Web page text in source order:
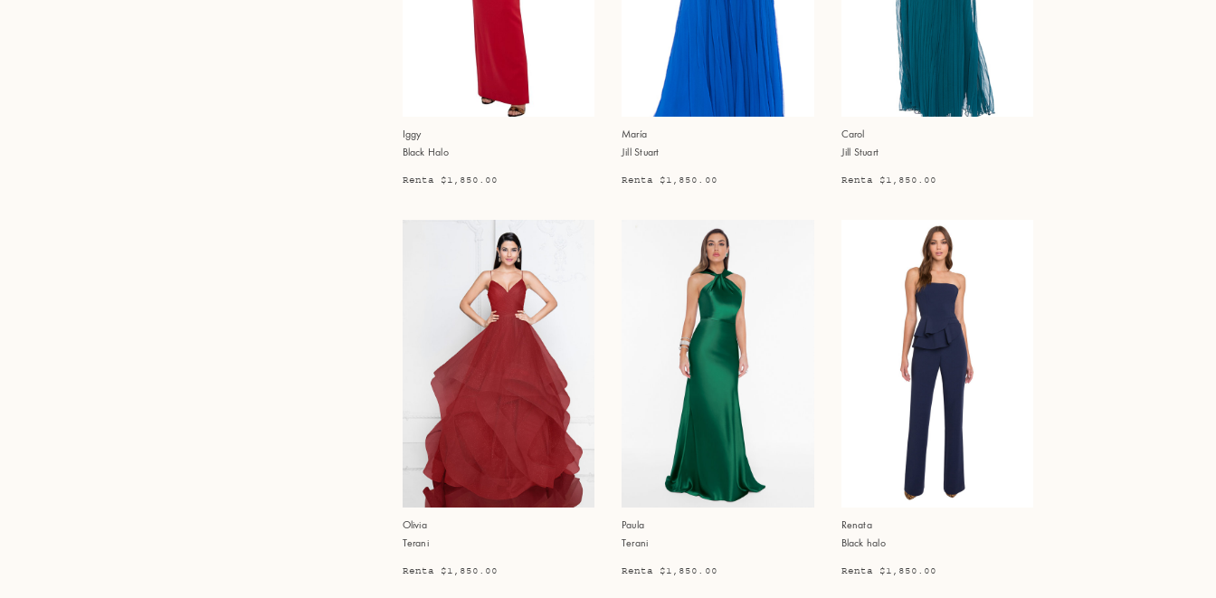
Iggy
Black Halo
Renta $1,850.00
María
Jill Stuart
Renta $1,850.00
Carol
Jill Stuart
Renta $1,850.00
Olivia
Terani
Renta $1,850.00
Paula
Terani
Renta $1,850.00
Renata
Black halo
Renta $1,850.00